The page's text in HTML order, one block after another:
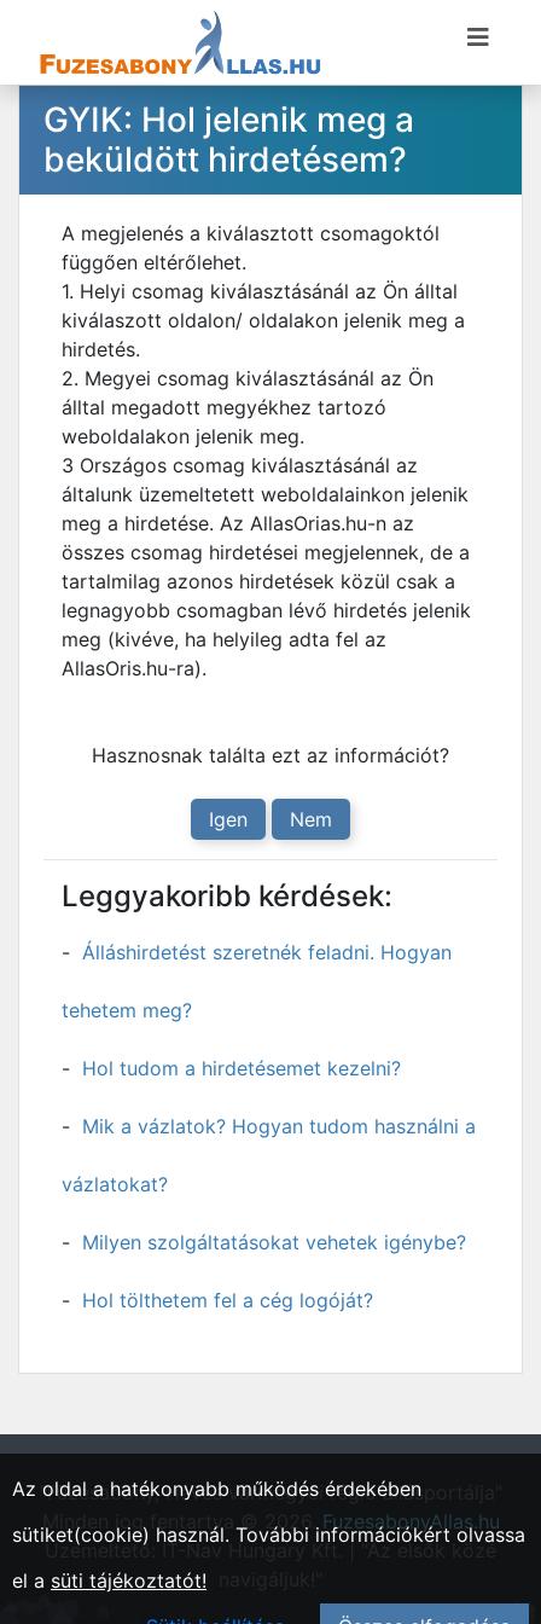
GYIK: Hol jelenik meg a
beküldött hirdetésem?
A megjelenés a kiválasztott csomagoktól
függően eltérőlehet.
1. Helyi csomag kiválasztásánál az Ön álltal
kiválaszott oldalon/ oldalakon jelenik meg a
hirdetés.
2. Megyei csomag kiválasztásánál az Ön
álltal megadott megyékhez tartozó
weboldalakon jelenik meg.
3 Országos csomag kiválasztásánál az
általunk üzemeltetett weboldalainkon jelenik
meg a hirdetése. Az AllasOrias.hu-n az
összes csomag hirdetései megjelennek, de a
tartalmilag azonos hirdetések közül csak a
legnagyobb csomagban lévő hirdetés jelenik
meg (kivéve, ha helyileg adta fel az
AllasOris.hu-ra).
Hasznosnak találta ezt az információt?
Igen Nem
Leggyakoribb kérdések:
Álláshirdetést szeretnék feladni. Hogyan
tehetem meg?
Hol tudom a hirdetésemet kezelni?
Mik a vázlatok? Hogyan tudom használni a
vázlatokat?
Milyen szolgáltatásokat vehetek igénybe?
Hol tölthetem fel a cég logóját?
"Füzesabony, Heves vármegyei régió állásportálja"
Minden jog fentartva © 2026. FuzesabonyAllas.hu
Üzemeltető: IT-Nav Hungary Kft. | "Az elsők közé
Az oldal a hatékonyabb működés érdekében
sütiket(cookie) használ. További információkért olvassa
el a süti tájékoztatót!